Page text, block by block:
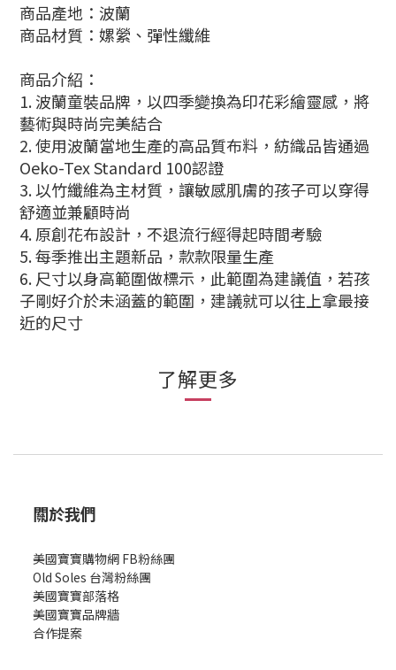
商品產地：波蘭
商品材質：嫘縈、彈性纖維
商品介紹：
1. 波蘭童裝品牌，以四季變換為印花彩繪靈感，將
藝術與時尚完美結合
2. 使用波蘭當地生產的高品質布料，紡織品皆通過
Oeko-Tex Standard 100認證
3. 以竹纖維為主材質，讓敏感肌膚的孩子可以穿得
舒適並兼顧時尚
4. 原創花布設計，不退流行經得起時間考驗
5. 每季推出主題新品，款款限量生產
6. 尺寸以身高範圍做標示，此範圍為建議值，若孩
子剛好介於未涵蓋的範圍，建議就可以往上拿最接
近的尺寸
了解更多
關於我們
美國寶寶購物網 FB粉絲團
Old Soles 台灣粉絲團
美國寶寶部落格
美國寶寶品牌牆
合作提案